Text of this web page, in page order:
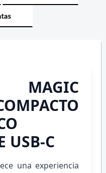
USB-C
una experiencia